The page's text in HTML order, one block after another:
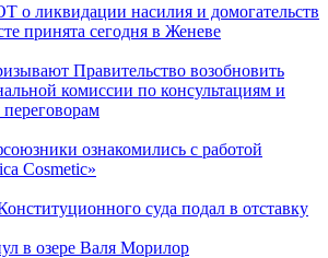
о ликвидации насилия и домогательств
принята сегодня в Женеве
Правительство возобновить
комиссии по консультациям и
ознакомились с работой
Cosmetic»
cуда подал в отставку
в озере Валя Морилор